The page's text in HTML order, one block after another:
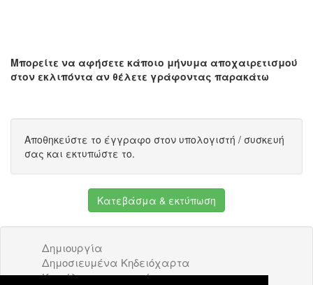
Μπορείτε να αφήσετε κάποιο μήνυμα αποχαιρετισμού
στον εκλιπόντα αν θέλετε γράφοντας παρακάτω
Αποθηκεύστε το έγγραφο στον υπολογιστή / συσκευή
σας και εκτυπώστε το.
Κατεβάσμα & εκτύπωση
Δημιουργία
Δημοσιευμένα Κηδειόχαρτα
Κατάλογος επιχειρήσεων